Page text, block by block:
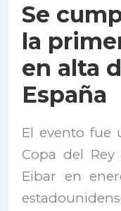
Se
la
en alta
España
El evento fue
Copa del
Eibar en